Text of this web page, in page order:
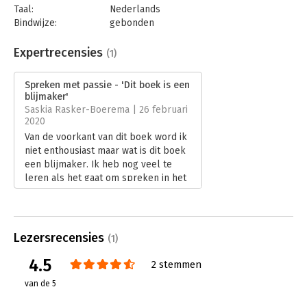
Taal:
Nederlands
Bindwijze:
gebonden
Uitgever:
Business Contact
Verschijningsdatum:
24-10-2019
Hoofdrubriek:
Persoonlijke effectiviteit
Serie:
Expertrecensies (1)
Spreken met passie - 'Dit boek is een
blijmaker'
Saskia Rasker-Boerema | 26 februari
2020
Van de voorkant van dit boek word ik
niet enthousiast maar wat is dit boek
een blijmaker. Ik heb nog veel te
leren als het gaat om spreken in het
openbaar en hoopte met dit boek
dat is gelukt!
Lees verder
Lezersrecensies (1)
4.5
van de 5
2 stemmen